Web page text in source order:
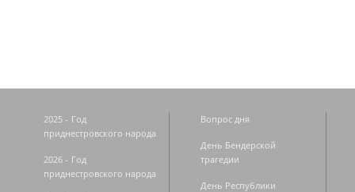
2025 - Год
приднестровского народа
2026 - Год
приднестровского народа
Вопрос дня
День Бендерской
трагедии
День Республики